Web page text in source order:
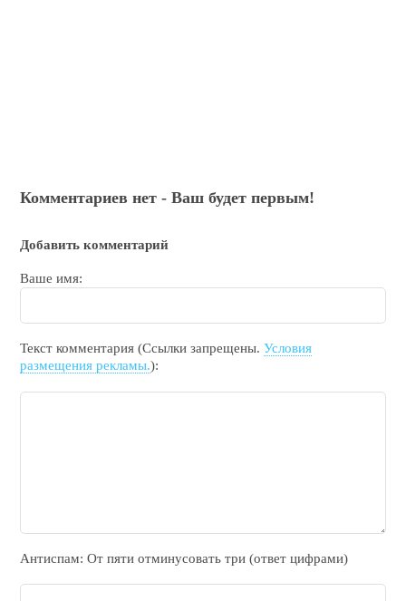
Комментариев нет - Ваш будет первым!
Добавить комментарий
Ваше имя:
Текст комментария (Ссылки запрещены.Условия
размещения рекламы.):
Антиспам: От пяти отминycовать тpи (ответ цифрами)